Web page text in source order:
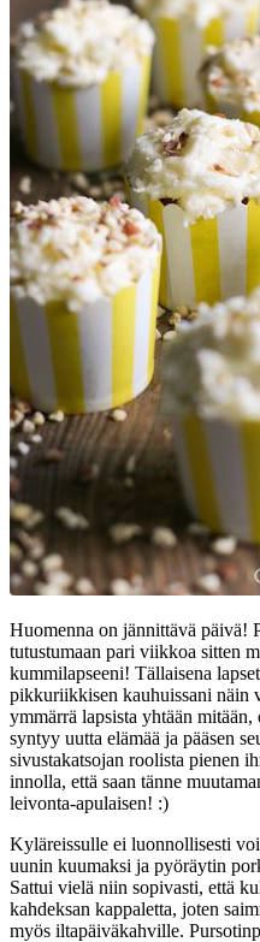
Huomenna on jännittävä päivä!
tutustumaan pari viikkoa sitten
kummilapseeni! Tällaisena
pikkuriikkisen kauhuissani näin
ymmärrä lapsista yhtään
syntyy uutta elämää ja pääsen
sivustakatsojan roolista pienen
innolla, että saan tänne
leivonta-apulaisen! :)
Kyläreissulle ei luonnollisesti
uunin kuumaksi ja pyöräytin
Sattui vielä niin sopivasti, että
kahdeksan kappaletta, joten
myös iltapäiväkahville.